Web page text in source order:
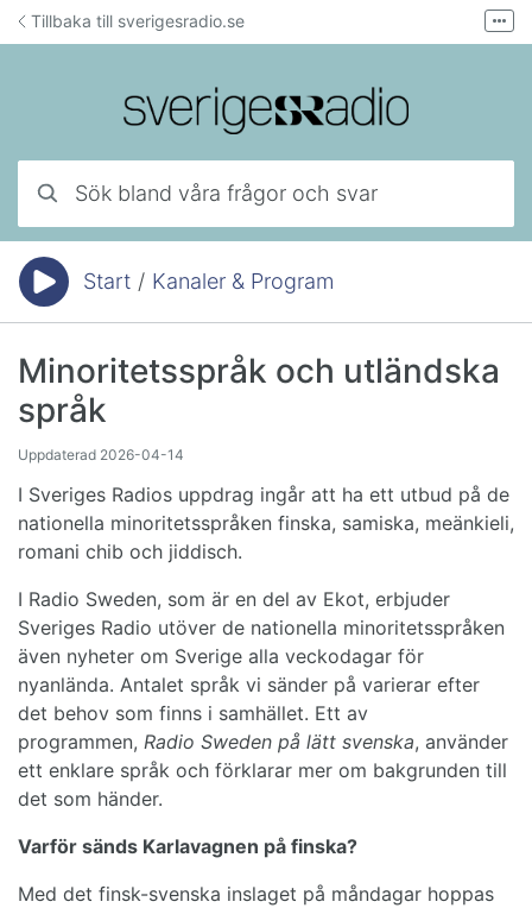
Hoppa till innehåll
Tillbaka till sverigesradio.se
Mejla lyssnarservice
Fler
Du är här:Start / Kanaler & Program
Minoritetsspråk och utländska
språk
Uppdaterad 2026-04-14
I Sveriges Radios uppdrag ingår att ha ett utbud på de
nationella minoritetsspråken finska, samiska, meänkieli,
romani chib och jiddisch.
I Radio Sweden, som är en del av Ekot, erbjuder
Sveriges Radio utöver de nationella minoritetsspråken
även nyheter om Sverige alla veckodagar för
nyanlända. Antalet språk vi sänder på varierar efter
det behov som finns i samhället. Ett av
programmen, Radio Sweden på lätt svenska, använder
ett enklare språk och förklarar mer om bakgrunden till
det som händer.
Varför sänds Karlavagnen på finska?
Med det finsk-svenska inslaget på måndagar hoppas